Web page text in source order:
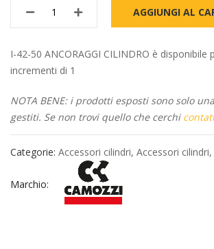
AGGIUNGI AL
I-42-50 ANCORAGGI CILINDRO è disponibile
incrementi di 1
NOTA BENE: i prodotti esposti sono solo
gestiti. Se non trovi quello che cerchi
Categorie: Accessori cilindri, Accessori cilindri,
Marchio: